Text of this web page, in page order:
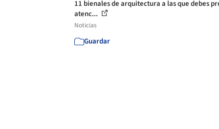
11 bienales de arquitectura a las que debes
atenc...
Noticias
Guardar